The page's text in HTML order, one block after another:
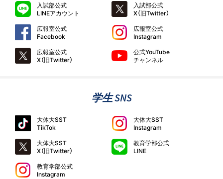
入試部公式
LINEアカウント
入試部公式
X（旧Twitter）
広報室公式
Facebook
広報室公式
Instagram
広報室公式
X（旧Twitter）
公式YouTube
チャンネル
学生 SNS
大体大SST
TikTok
大体大SST
Instagram
大体大SST
X（旧Twitter）
教育学部公式
LINE
教育学部公式
Instagram